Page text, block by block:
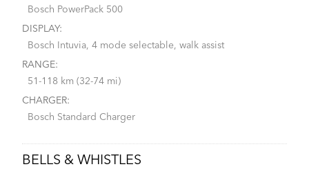
Bosch PowerPack 500
DISPLAY:
Bosch Intuvia, 4 mode selectable, walk assist
RANGE:
51-118 km (32-74 mi)
CHARGER:
Bosch Standard Charger
BELLS & WHISTLES